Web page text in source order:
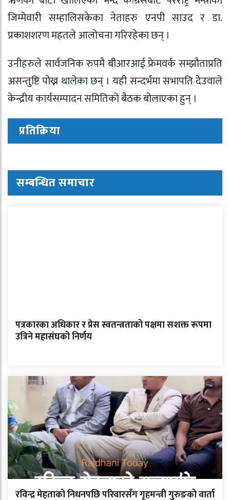
जिम्मेवारी सम्हालिसकेका नेताहरु एनपी साउद र डा.
प्रकाशशरण महतले आलोचना गरिरहेका छन् ।
उनीहरुले सार्वजनिक रुपमै बीआरआई फ्रेमवर्क सम्झौताप्रति
असन्तुष्टि पोख्न थालेका छन् । यही सन्दर्भमा सभापति देउवाले
केन्द्रीय कार्यसम्पादन समितिको बैठक बोलाएका हुन् ।
प्रतिक्रिया
सम्बन्धित समाचार
पत्रकारका अधिकार र प्रेस स्वतन्त्रताको पक्षमा सशक्त रूपमा
उत्रिने महासंघको निर्णय
रविन्द्र मेहताको निधनपछि परिवारसँग गृहमन्त्री गुरुङको वार्ता